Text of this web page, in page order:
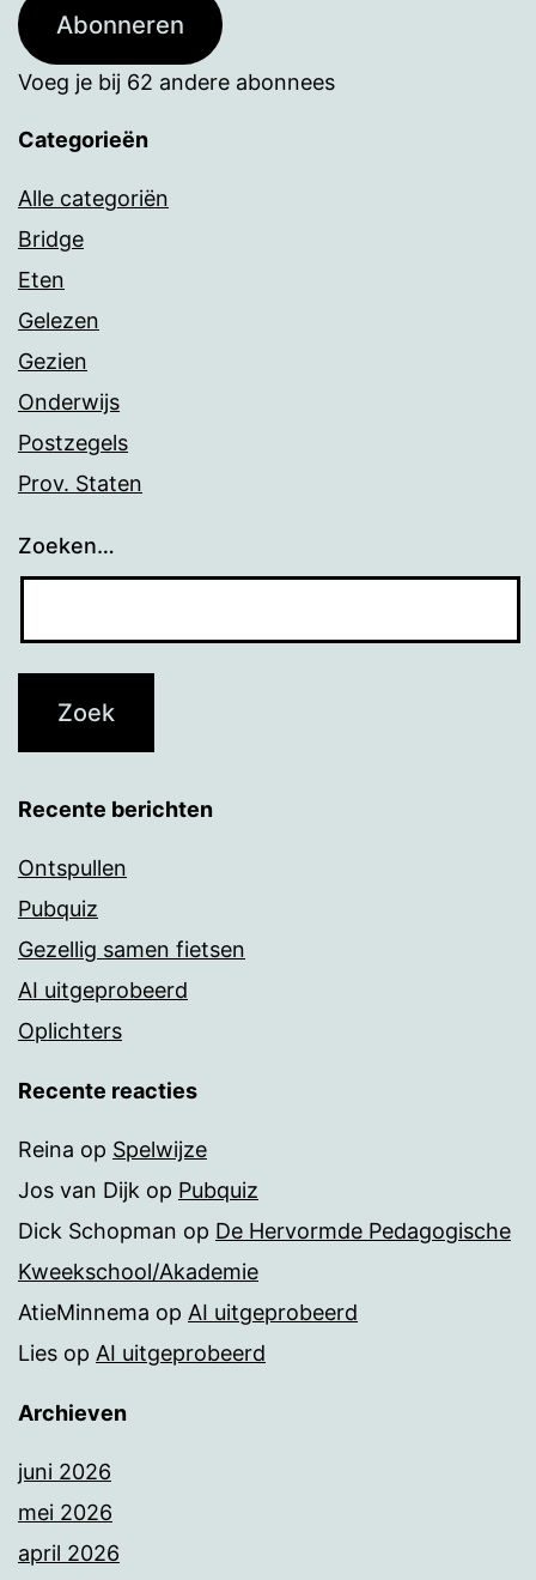
Abonneren
Voeg je bij 62 andere abonnees
Categorieën
Alle categoriën
Bridge
Eten
Gelezen
Gezien
Onderwijs
Postzegels
Prov. Staten
Zoeken…
Recente berichten
Ontspullen
Pubquiz
Gezellig samen fietsen
AI uitgeprobeerd
Oplichters
Recente reacties
Reina op Spelwijze
Jos van Dijk op Pubquiz
Dick Schopman op De Hervormde Pedagogische
Kweekschool/Akademie
AtieMinnema op AI uitgeprobeerd
Lies op AI uitgeprobeerd
Archieven
juni 2026
mei 2026
april 2026